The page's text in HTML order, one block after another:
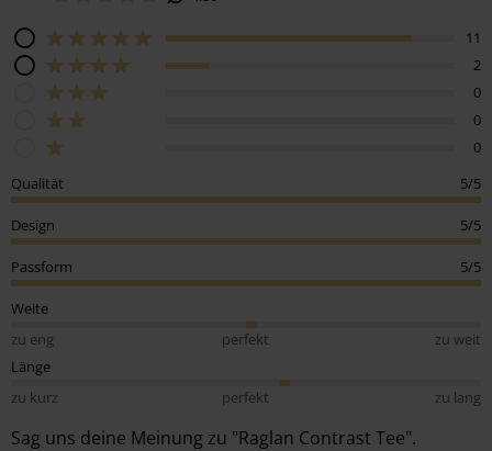
11
2
0
0
0
Qualität
5/5
Design 5/5
Passform 5/5
Weite
zu eng
perfekt
zu weit
Länge
zu kurz
perfekt zu lang
Sag uns deine Meinung zu "Raglan Contrast Tee".